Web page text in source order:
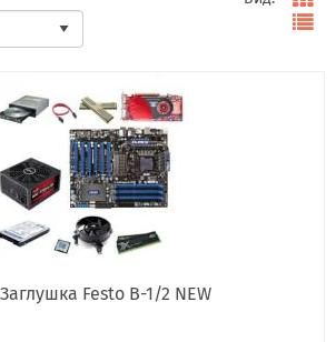
Festo B-1/2 NEW